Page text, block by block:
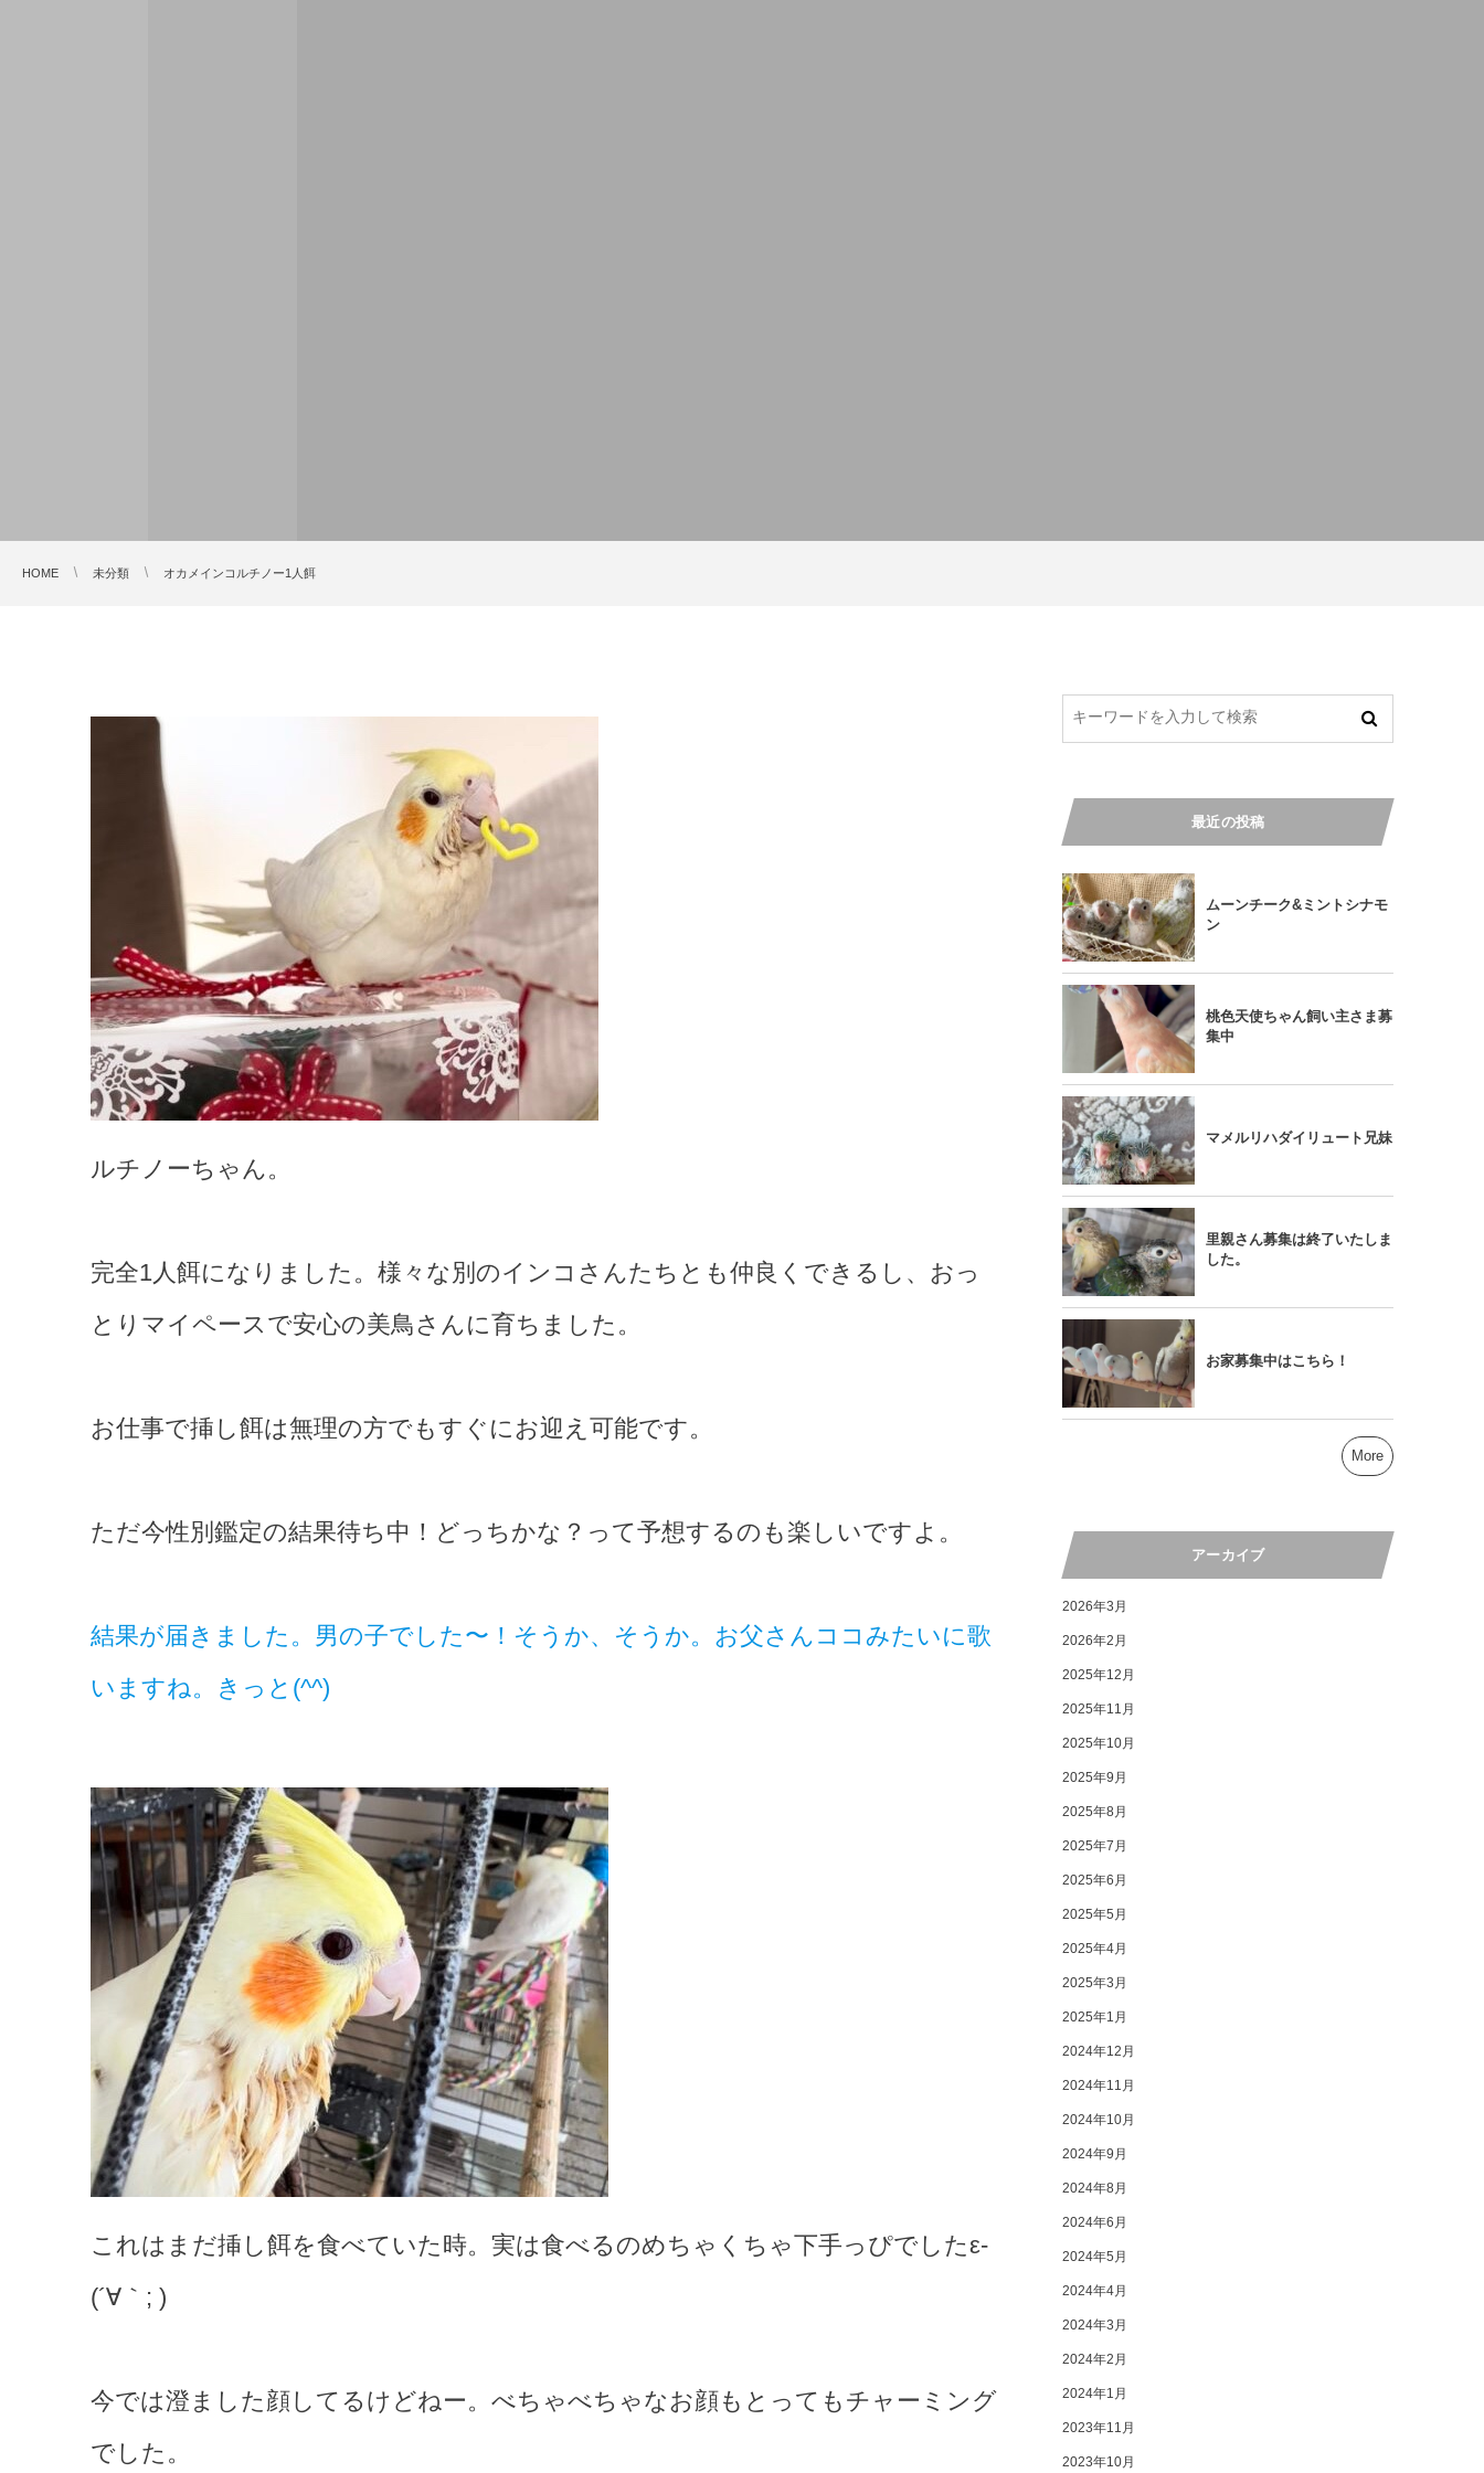
HOME 未分類 オカメインコルチノー1人餌
ルチノーちゃん。
完全1人餌になりました。様々な別のインコさんたちとも仲良くできるし、おっ
とりマイペースで安心の美鳥さんに育ちました。
お仕事で挿し餌は無理の方でもすぐにお迎え可能です。
ただ今性別鑑定の結果待ち中！どっちかな？って予想するのも楽しいですよ。
結果が届きました。男の子でした〜！そうか、そうか。お父さんココみたいに歌
いますね。きっと(^^)
これはまだ挿し餌を食べていた時。実は食べるのめちゃくちゃ下手っぴでしたε-
(´∀｀; )
今では澄ました顔してるけどねー。べちゃべちゃなお顔もとってもチャーミング
でした。
最近の投稿
ムーンチーク&ミントシナモ
ン
桃色天使ちゃん飼い主さま募
集中
マメルリハダイリュート兄妹
里親さん募集は終了いたしま
した。
お家募集中はこちら！
More
アーカイブ
2026年3月
2026年2月
2025年12月
2025年11月
2025年10月
2025年9月
2025年8月
2025年7月
2025年6月
2025年5月
2025年4月
2025年3月
2025年1月
2024年12月
2024年11月
2024年10月
2024年9月
2024年8月
2024年6月
2024年5月
2024年4月
2024年3月
2024年2月
2024年1月
2023年11月
2023年10月